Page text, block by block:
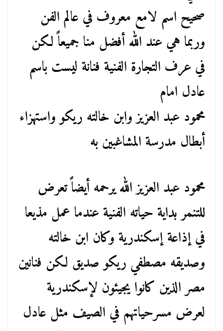
صحيح اسم لامع معروف في عالم الفن
وربما هي عند الله أفضل منا جميعاً لكن
في عرف التجارة الفنية فنانة ليست باسم
عادل امام
محمود عبد العزيز وابن خالته ريكو واستهزاء
أبطال مدرسة المشاغبين به
محمود عبد العزيز الله يرحمه أيضاً تعرض
للتنمر بداية حياته الفنية عندما عمل مذيعا
في إذاعة إسكندرية وكان ابن خالته
وصديقه مصطفي ريكو صديق لكن فنانين
مصر الذين كانوا يجيئون لإسكندرية
لعرض مسرحياتهم في الصيف مثل عادل